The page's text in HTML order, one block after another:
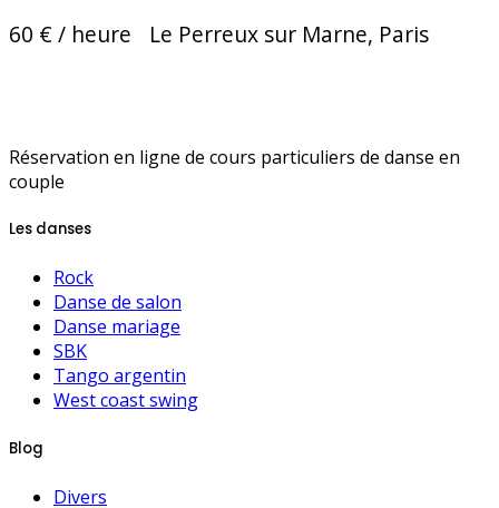
60 € / heure Le Perreux sur Marne, Paris
Réservation en ligne de cours particuliers de danse en
couple
Les danses
Rock
Danse de salon
Danse mariage
SBK
Tango argentin
West coast swing
Blog
Divers